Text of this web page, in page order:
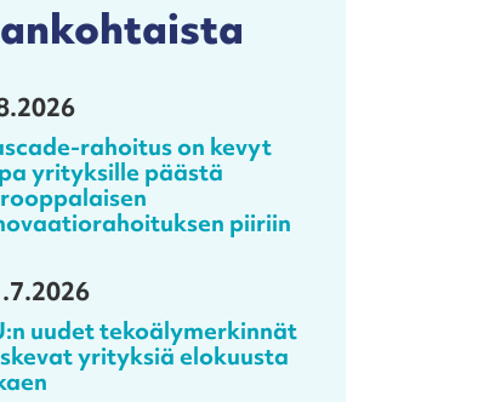
rahoitus on kevyt
yrityksille päästä
piiriin
uudet tekoälymerkinnät
yrityksiä elokuusta